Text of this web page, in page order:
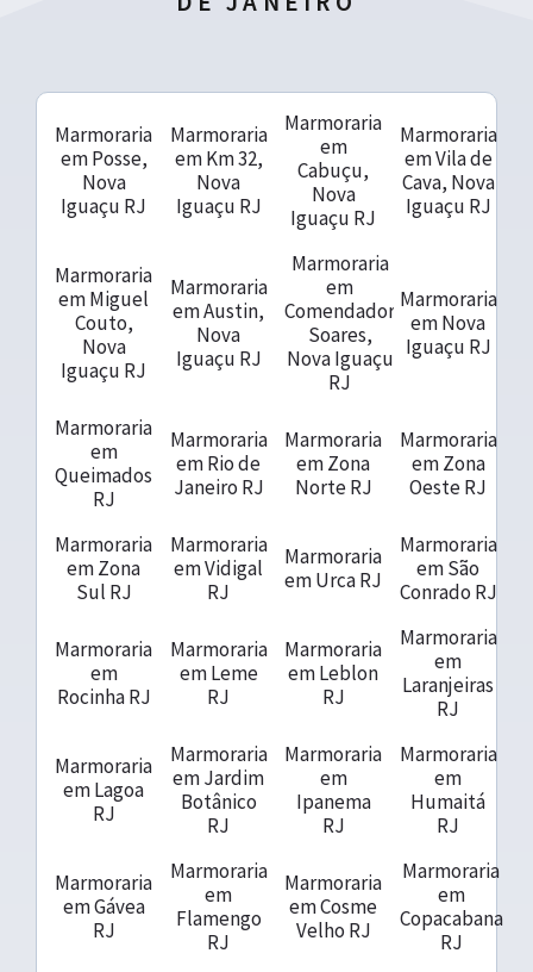
Marmoraria
em Posse,
Nova
Iguaçu RJ
Marmoraria
em Km 32,
Nova
Iguaçu RJ
Marmoraria
em
Cabuçu,
Nova
Iguaçu RJ
Marmoraria
em Vila de
Cava, Nova
Iguaçu RJ
Marmoraria
em Miguel
Couto,
Nova
Iguaçu RJ
Marmoraria
em Austin,
Nova
Iguaçu RJ
Marmoraria
em
Comendador
Soares,
Nova Iguaçu
RJ
Marmoraria
em Nova
Iguaçu RJ
Marmoraria
em
Queimados
RJ
Marmoraria
em Rio de
Janeiro RJ
Marmoraria
em Zona
Norte RJ
Marmoraria
em Zona
Oeste RJ
Marmoraria
em Zona
Sul RJ
Marmoraria
em Vidigal
RJ
Marmoraria
em Urca RJ
Marmoraria
em São
Conrado RJ
Marmoraria
em
Rocinha RJ
Marmoraria
em Leme
RJ
Marmoraria
em Leblon
RJ
Marmoraria
em
Laranjeiras
RJ
Marmoraria
em Lagoa
RJ
Marmoraria
em Jardim
Botânico
RJ
Marmoraria
em
Ipanema
RJ
Marmoraria
em
Humaitá
RJ
Marmoraria
em Gávea
RJ
Marmoraria
em
Flamengo
RJ
Marmoraria
em Cosme
Velho RJ
Marmoraria
em
Copacabana
RJ